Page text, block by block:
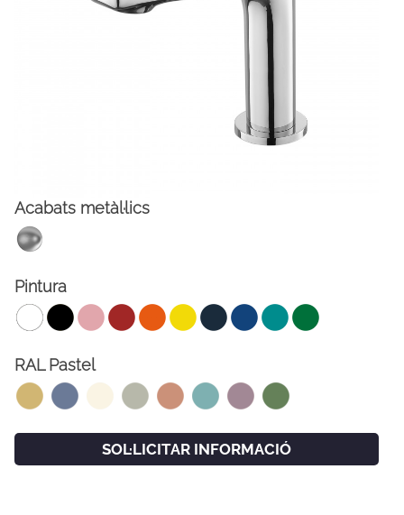
CAT ESP ENG FRA
Acabats metàl·lics
Pintura
RAL Pastel
SOL·LICITAR INFORMACIÓ